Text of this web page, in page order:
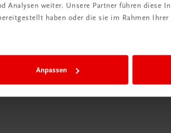
Analysen weiter. Unsere Partner führen diese
haben oder die sie im Rahmen
Anpassen
€ 29,00